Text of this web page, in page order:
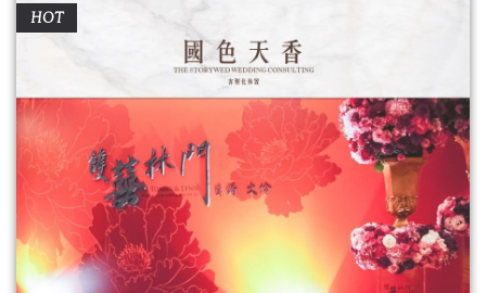
充滿寓意的婚禮。
HOT